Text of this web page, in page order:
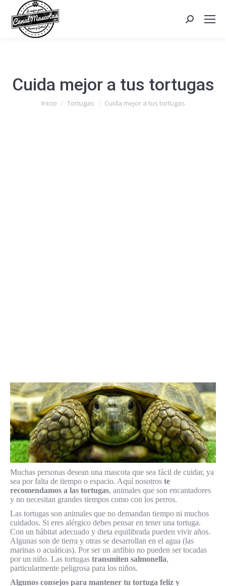
Search:
Cuida mejor a tus tortugas
Estás aquí:
Inicio Tortugas Cuida mejor a tus tortugas
Muchas personas desean una mascota que sea fácil de cuidar, ya
sea por falta de tiempo o espacio. Aquí nosotros te
recomendamos a las tortugas, animales que son encantadores
y no necesitan grandes tiempos como con los perros.
Las tortugas son animales que no demandan tiempo ni muchos
cuidados. Si eres alérgico debes pensar en tener una tortuga.
Con un hábitat adecuado y dieta equilibrada pueden vivir años.
Algunas son de tierra y otras se desarrollan en el agua (las
marinas o acuáticas). Por ser un anfibio no pueden ser tocadas
por un niño. Las tortugas transmiten salmonella,
particularmente peligrosa para los niños.
Algunos consejos para mantener tu tortuga feliz y